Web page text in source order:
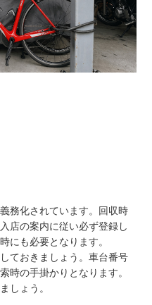
務化されています。回収時
店の案内に従い必ず登録し
にも必要となります。
ておきましょう。車台番号
時の手掛かりとなります。
しょう。